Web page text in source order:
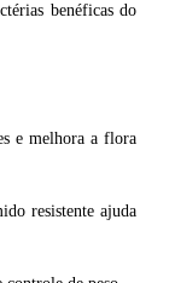
benéficas do
e melhora a flora
resistente ajuda